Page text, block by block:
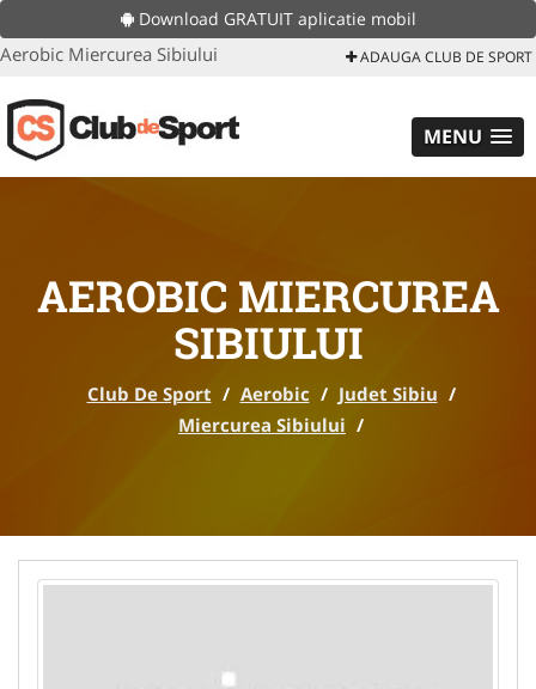
Download GRATUIT aplicatie mobil
Aerobic Miercurea Sibiului ADAUGA CLUB DE SPORT
MENU
AEROBIC MIERCUREA
SIBIULUI
Club De Sport / Aerobic / Judet Sibiu /
Miercurea Sibiului /